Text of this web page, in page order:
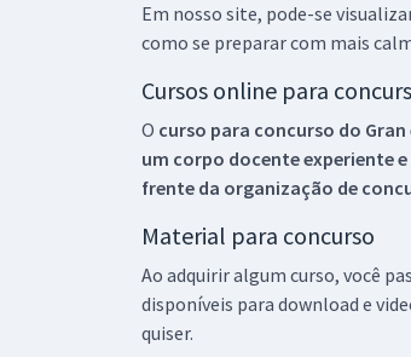
Em nosso site, pode-se
como se preparar com mais
Cursos online para
O curso para concurso do
um corpo docente experiente
frente da organização de
Material para concurso
Ao adquirir algum curso, você
disponíveis para download e
quiser.